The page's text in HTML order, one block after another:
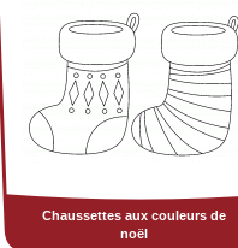
Chaussettes aux couleurs de
noël